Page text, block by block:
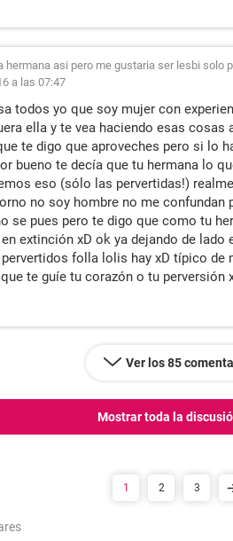
hermana asi pero me gustaria ser lesbi solo
a las 07:47
todos yo que soy mujer con
ella y te vea haciendo esas cosas
te digo que aproveches pero si lo
bueno te decía que tu hermana lo
eso (sólo las pervertidas!)
no soy hombre no me
se pues pero te digo que como tu
extinción xD ok ya dejando de lado
folla lolis hay xD típico de
te guíe tu corazón o tu perversión
Ver los 85
Mostrar toda la
1 2 3